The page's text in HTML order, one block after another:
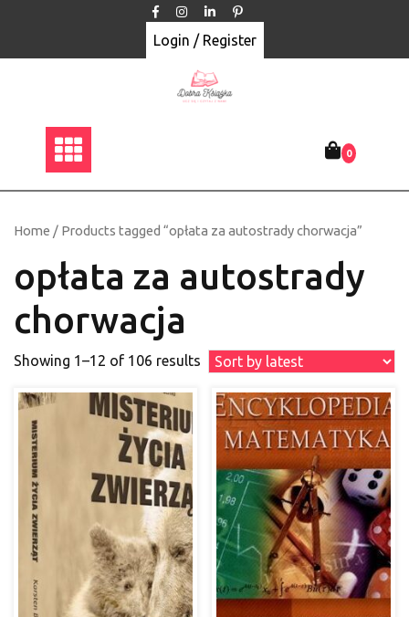
Login / Register
0
Home / Products tagged “opłata za autostrady chorwacja”
opłata za autostrady
chorwacja
Showing 1–12 of 106 results